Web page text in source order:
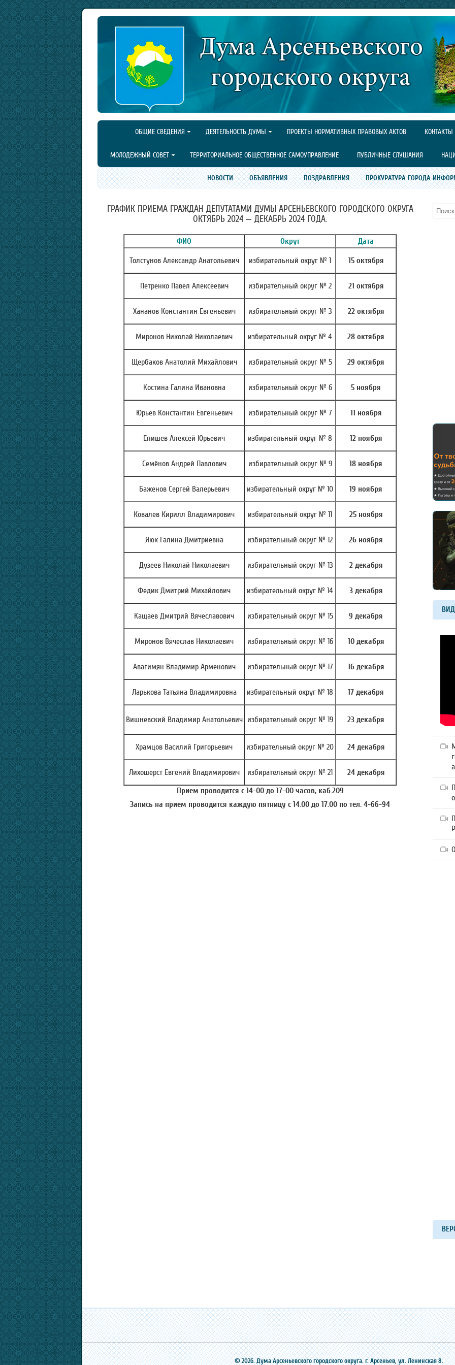
ОБЩИЕ СВЕДЕНИЯ ДЕЯТЕЛЬНОСТЬ ДУМЫ ПРОЕКТЫ НОРМАТИВНЫХ ПРАВОВЫХ АКТОВ КОНТАКТЫ
МОЛОДЕЖНЫЙ СОВЕТ ТЕРРИТОРИАЛЬНОЕ ОБЩЕСТВЕННОЕ САМОУПРАВЛЕНИЕ ПУБЛИЧНЫЕ СЛУШАНИЯ
НОВОСТИ ОБЪЯВЛЕНИЯ ПОЗДРАВЛЕНИЯ ПРОКУРАТУРА ГОРОДА
ГРАФИК ПРИЕМА ГРАЖДАН ДЕПУТАТАМИ ДУМЫ АРСЕНЬЕВСКОГО ГОРОДСКОГО ОКРУГА
ОКТЯБРЬ 2024 — ДЕКАБРЬ 2024 ГОДА.
ФИО Округ Дата
Толстунов Александр Анатольевич избирательный округ № 1 15 октября
Петренко Павел Алексеевич избирательный округ № 2 21 октября
Хананов Константин Евгеньевич избирательный округ № 3 22 октября
Миронов Николай Николаевич избирательный округ № 4 28 октября
Щербаков Анатолий Михайлович избирательный округ № 5 29 октября
Костина Галина Ивановна избирательный округ № 6 5 ноября
Юрьев Константин Евгеньевич избирательный округ № 7 11 ноября
Епишев Алексей Юрьевич избирательный округ № 8 12 ноября
Семёнов Андрей Павлович избирательный округ № 9 18 ноября
Баженов Сергей Валерьевич избирательный округ № 10 19 ноября
Ковалев Кирилл Владимирович избирательный округ № 11 25 ноября
Яюк Галина Дмитриевна избирательный округ № 12 26 ноября
Дузеев Николай Николаевич избирательный округ № 13 2 декабря
Федик Дмитрий Михайлович избирательный округ № 14 3 декабря
Кащаев Дмитрий Вячеславович избирательный округ № 15 9 декабря
Миронов Вячеслав Николаевич избирательный округ № 16 10 декабря
Авагимян Владимир Арменович избирательный округ № 17 16 декабря
Ларькова Татьяна Владимировна избирательный округ № 18 17 декабря
Вишневский Владимир Анатольевич избирательный округ № 19 23 декабря
Храмцов Василий Григорьевич избирательный округ № 20 24 декабря
Лихошерст Евгений Владимирович избирательный округ № 21
24 декабря
Прием проводится с 14-00 до 17-00 часов, каб.209
Запись на прием проводится каждую пятницу с 14.00 до 17.00 по тел. 4-66-94
Поиск
© 2026. Дума Арсеньевского городского округа. г. Арсеньев, ‎ул. Ленинская 8.